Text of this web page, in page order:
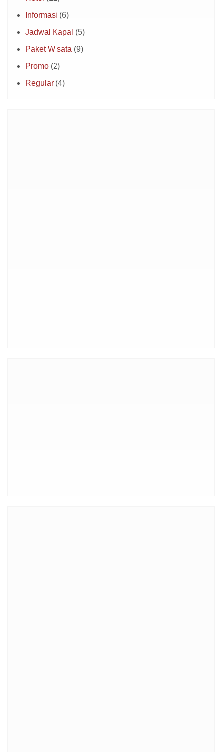
Informasi (6)
Jadwal Kapal (5)
Paket Wisata (9)
Promo (2)
Regular (4)